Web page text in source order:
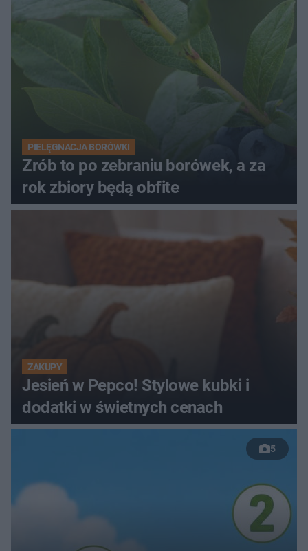
PIELĘGNACJA BORÓWKI
Zrób to po zebraniu borówek, a za
rok zbiory będą obfite
ZAKUPY
Jesień w Pepco! Stylowe kubki i
dodatki w świetnych cenach
5